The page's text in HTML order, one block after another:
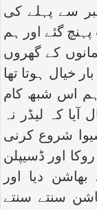
سے پہلے کی
گئے اور ہم
کے گھروں
خیال ہوتا تھا
ہم اس شبھ کام
کہ لیڈر نہ
شروع کرنی
اور ڈسیپلن
بھاشن دیا اور
سنتے سنتے